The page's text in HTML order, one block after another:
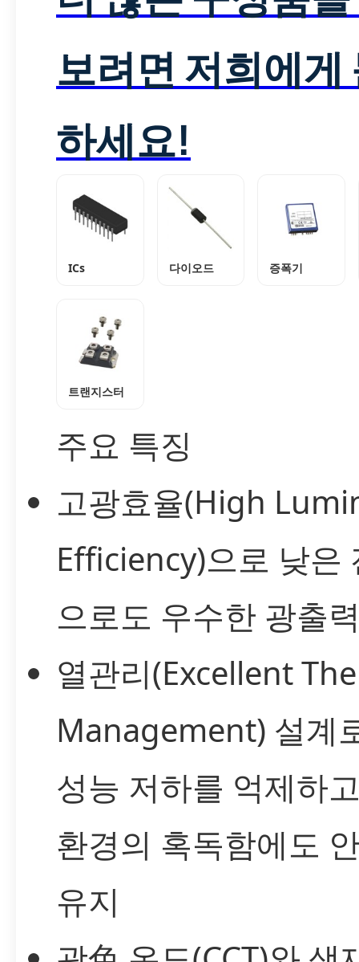
보려면 저희에게
하세요!
ICs 다이오드 증폭기
트랜지스터
주요 특징
고광효율(High
Efficiency)으로 낮은
으로도 우수한 광출
열관리(Excellent
Management) 설계
성능 저하를 억제하
환경의 혹독함에도
유지